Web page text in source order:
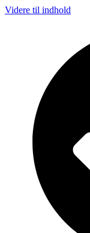
Videre til indhold